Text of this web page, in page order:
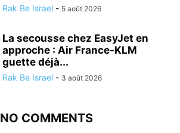
Rak Be Israel - 5 août 2026
La secousse chez EasyJet en
approche : Air France-KLM
guette déjà...
Rak Be Israel - 3 août 2026
NO COMMENTS